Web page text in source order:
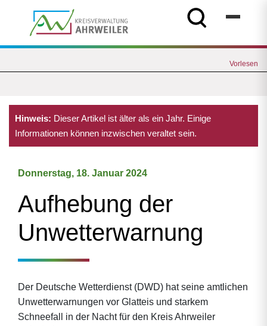
Vorlesen
Hinweis: Dieser Artikel ist älter als ein Jahr. Einige
Informationen können inzwischen veraltet sein.
Donnerstag, 18. Januar 2024
Aufhebung der
Unwetterwarnung
Der Deutsche Wetterdienst (DWD) hat seine amtlichen
Unwetterwarnungen vor Glatteis und starkem
Schneefall in der Nacht für den Kreis Ahrweiler